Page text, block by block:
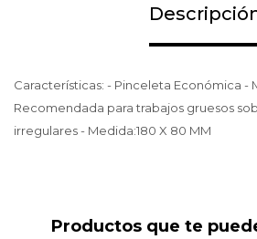
Características: - Pinceleta Económica -
Recomendada para trabajos gruesos
irregulares - Medida:180 X 80 MM
Productos que te